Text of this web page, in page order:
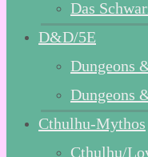
Das
D&D/5E
Dungeons
Dungeons
Cthulhu-Mythos
Cthulhu/